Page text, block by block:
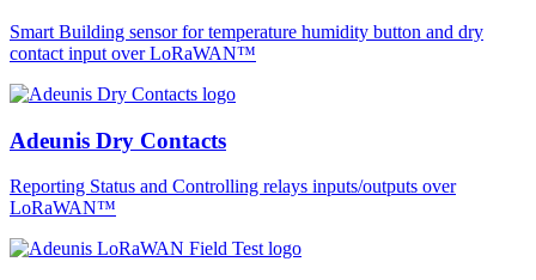
Smart Building sensor for temperature humidity button and dry
contact input over LoRaWAN™
Adeunis Dry Contacts
Reporting Status and Controlling relays inputs/outputs over
LoRaWAN™